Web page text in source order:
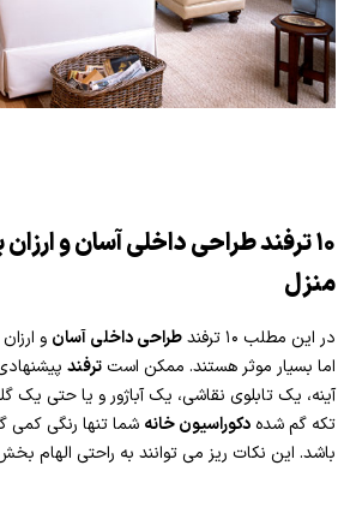
۱۰ ترفند طراحی داخلی آسان و ارزان
منزل
در این مطلب ۱۰ ترفند طراحی داخلی آسان و
اما بسیار موثر هستند. ممکن است ترفند
آینه، یک تابلوی نقاشی، یک آباژور و یا حتی
تکه گم شده دکوراسیون خانه شما تنها رنگی کمی
باشد. این نکات ریز می توانند به راحتی الهام